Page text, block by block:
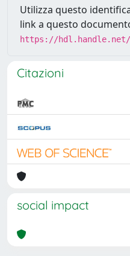
Utilizza questo
link a questo
https://hdl.handle.net/
Citazioni
social impact